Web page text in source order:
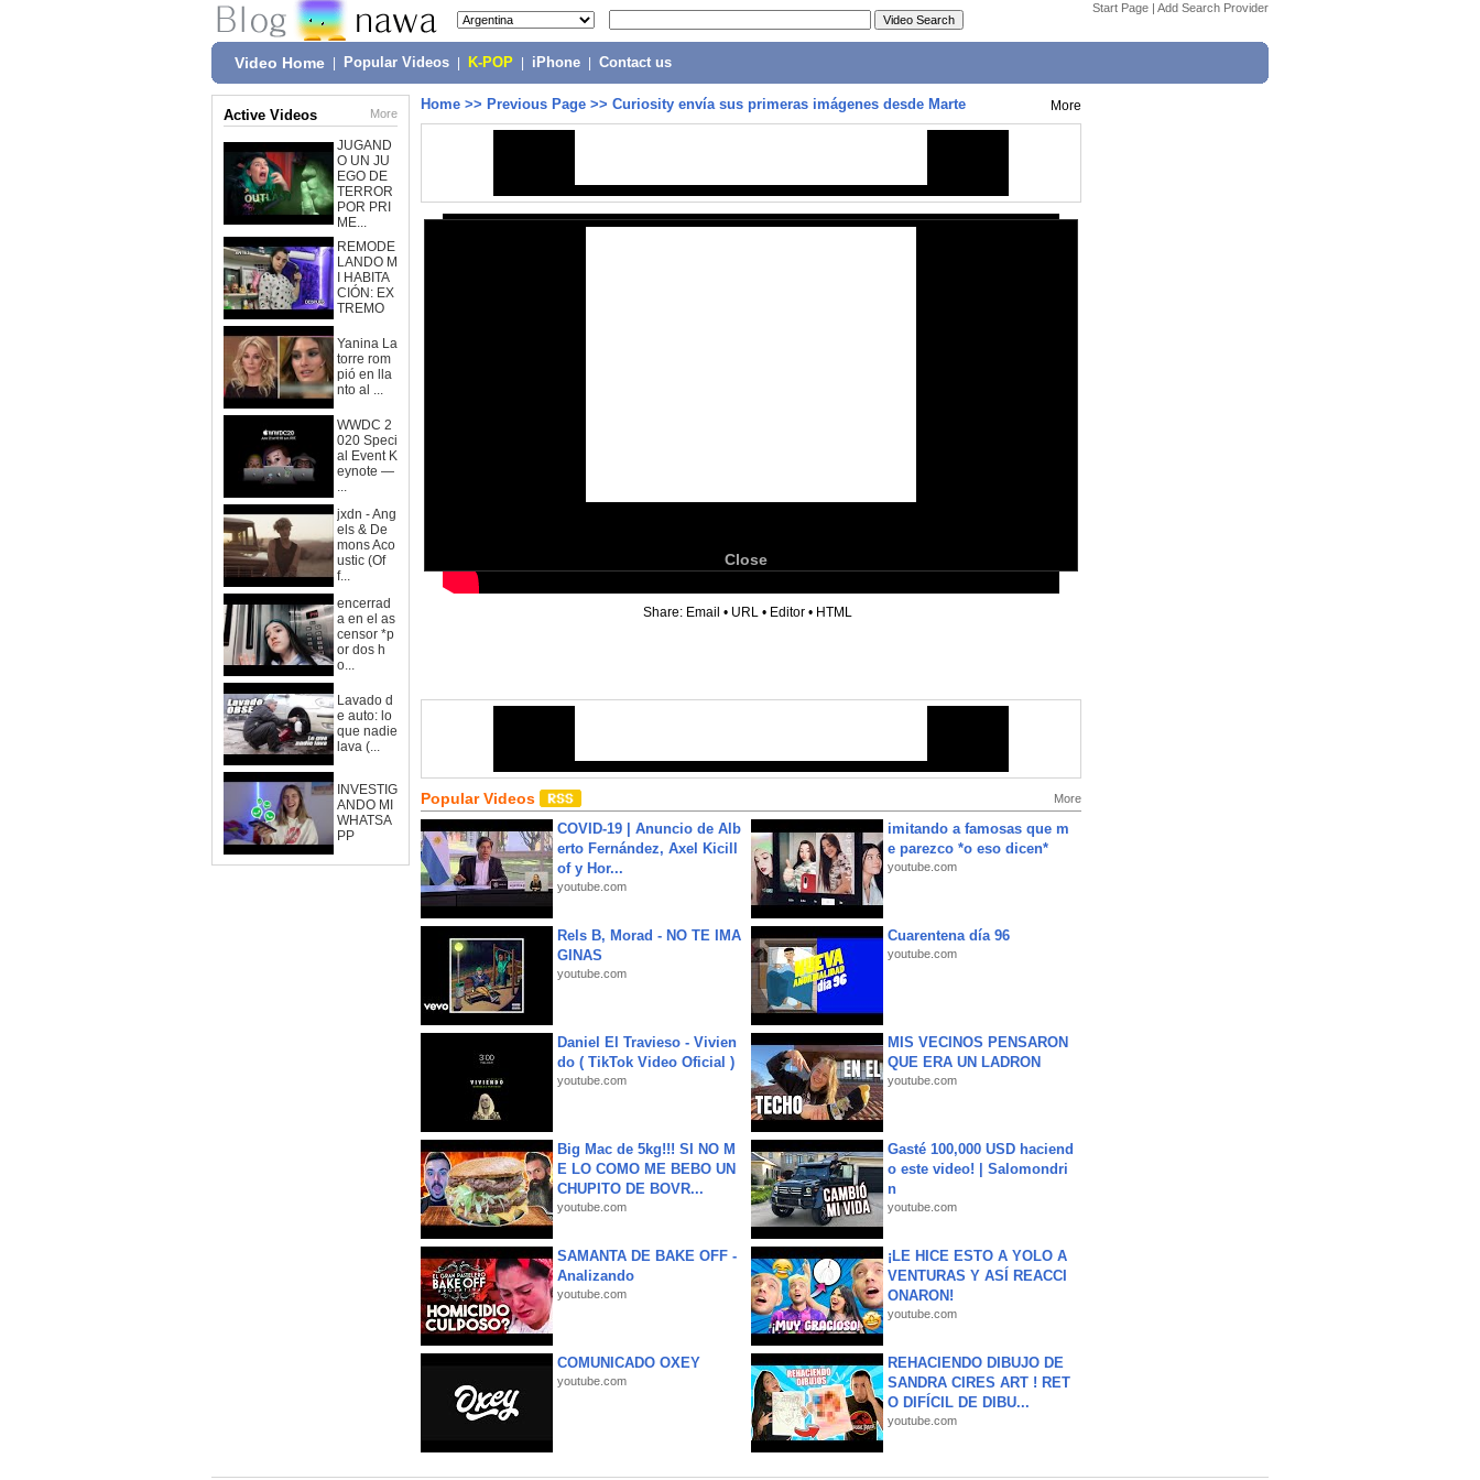
Start Page | Add Search Provider
Video Home Popular Videos K-POP iPhone Contact us
Active Videos More
JUGAND
O UN JU
EGO DE
TERROR
POR PRI
ME...
REMODE
LANDO M
I HABITA
CIÓN: EX
TREMO
Yanina La
torre rom
pió en lla
nto al ...
WWDC 2
020 Speci
al Event K
eynote —
...
jxdn - Ang
els & De
mons Aco
ustic (Of
f...
encerrad
a en el as
censor *p
or dos h
o...
Lavado d
e auto: lo
que nadie
lava (...
INVESTIG
ANDO MI
WHATSA
PP
Home >> Previous Page >> Curiosity envía sus primeras imágenes desde Marte More
Close
Share: Email • URL • Editor • HTML
Popular Videos More
COVID-19 | Anuncio de Alb
erto Fernández, Axel Kicill
of y Hor...
youtube.com
imitando a famosas que m
e parezco *o eso dicen*
youtube.com
Rels B, Morad - NO TE IMA
GINAS
youtube.com
Cuarentena día 96
youtube.com
Daniel El Travieso - Vivien
do ( TikTok Video Oficial )
youtube.com
MIS VECINOS PENSARON
QUE ERA UN LADRON
youtube.com
Big Mac de 5kg!!! SI NO M
E LO COMO ME BEBO UN
CHUPITO DE BOVR...
youtube.com
Gasté 100,000 USD haciend
o este video! | Salomondri
n
youtube.com
SAMANTA DE BAKE OFF -
Analizando
youtube.com
¡LE HICE ESTO A YOLO A
VENTURAS Y ASÍ REACCI
ONARON!
youtube.com
COMUNICADO OXEY
youtube.com
REHACIENDO DIBUJO DE
SANDRA CIRES ART ! RET
O DIFÍCIL DE DIBU...
youtube.com